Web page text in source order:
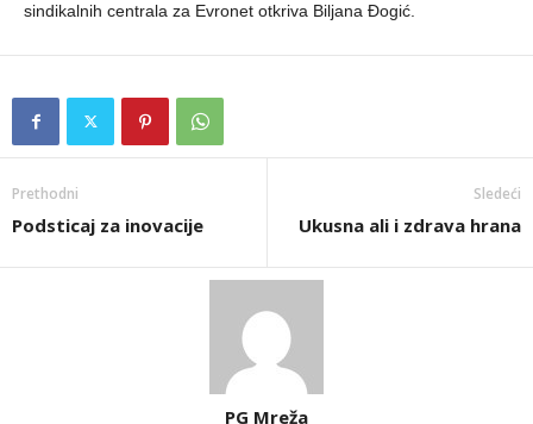
sindikalnih centrala za Evronet otkriva Biljana Đogić.
Prethodni
Podsticaj za inovacije
Sledeći
Ukusna ali i zdrava hrana
PG Mreža